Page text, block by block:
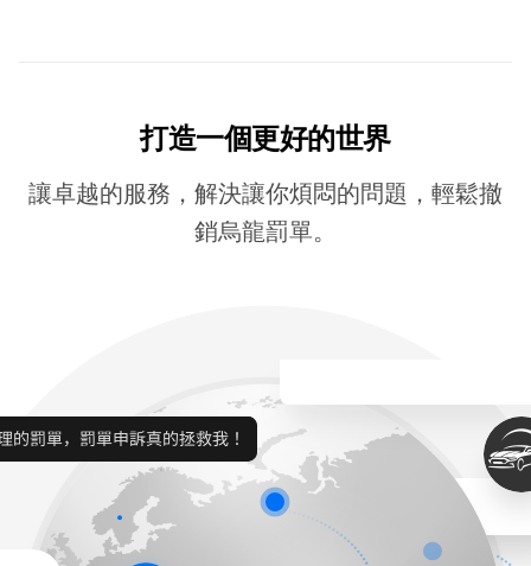
打造一個更好的世界
讓卓越的服務，解決讓你煩悶的問題，輕鬆撤
銷烏龍罰單。